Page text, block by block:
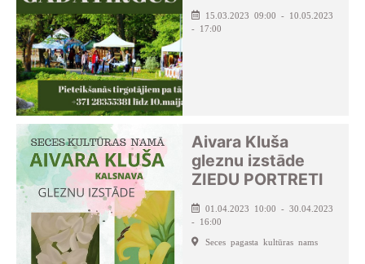
15.03.2023 09:00 - 10.05.2023
- 17:00
Aivara Kluša
gleznu izstāde
ZIEDU PORTRETI
01.04.2023 10:00 - 30.04.2023
- 16:00
Seces pagasta kultūras nams